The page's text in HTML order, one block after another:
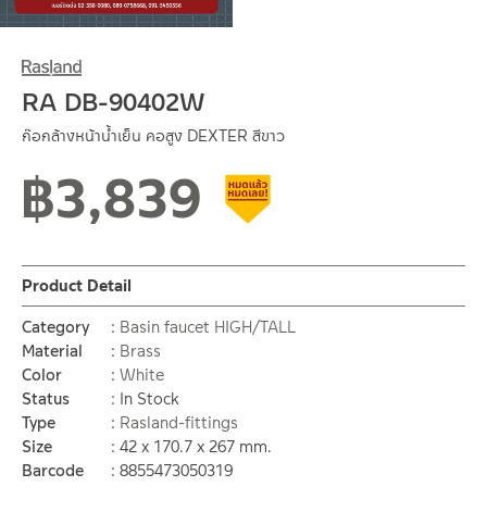
RA DB-90402W
ก๊อกล้างหน้าน้ำเย็น คอสูง DEXTER สีขาว
฿3,839
Product Detail
Category
Basin faucet HIGH/TALL
Material
Brass
Color
White
Status
In Stock
Type
Rasland-fittings
Size
42 x 170.7 x 267 mm.
Barcode
8855473050319